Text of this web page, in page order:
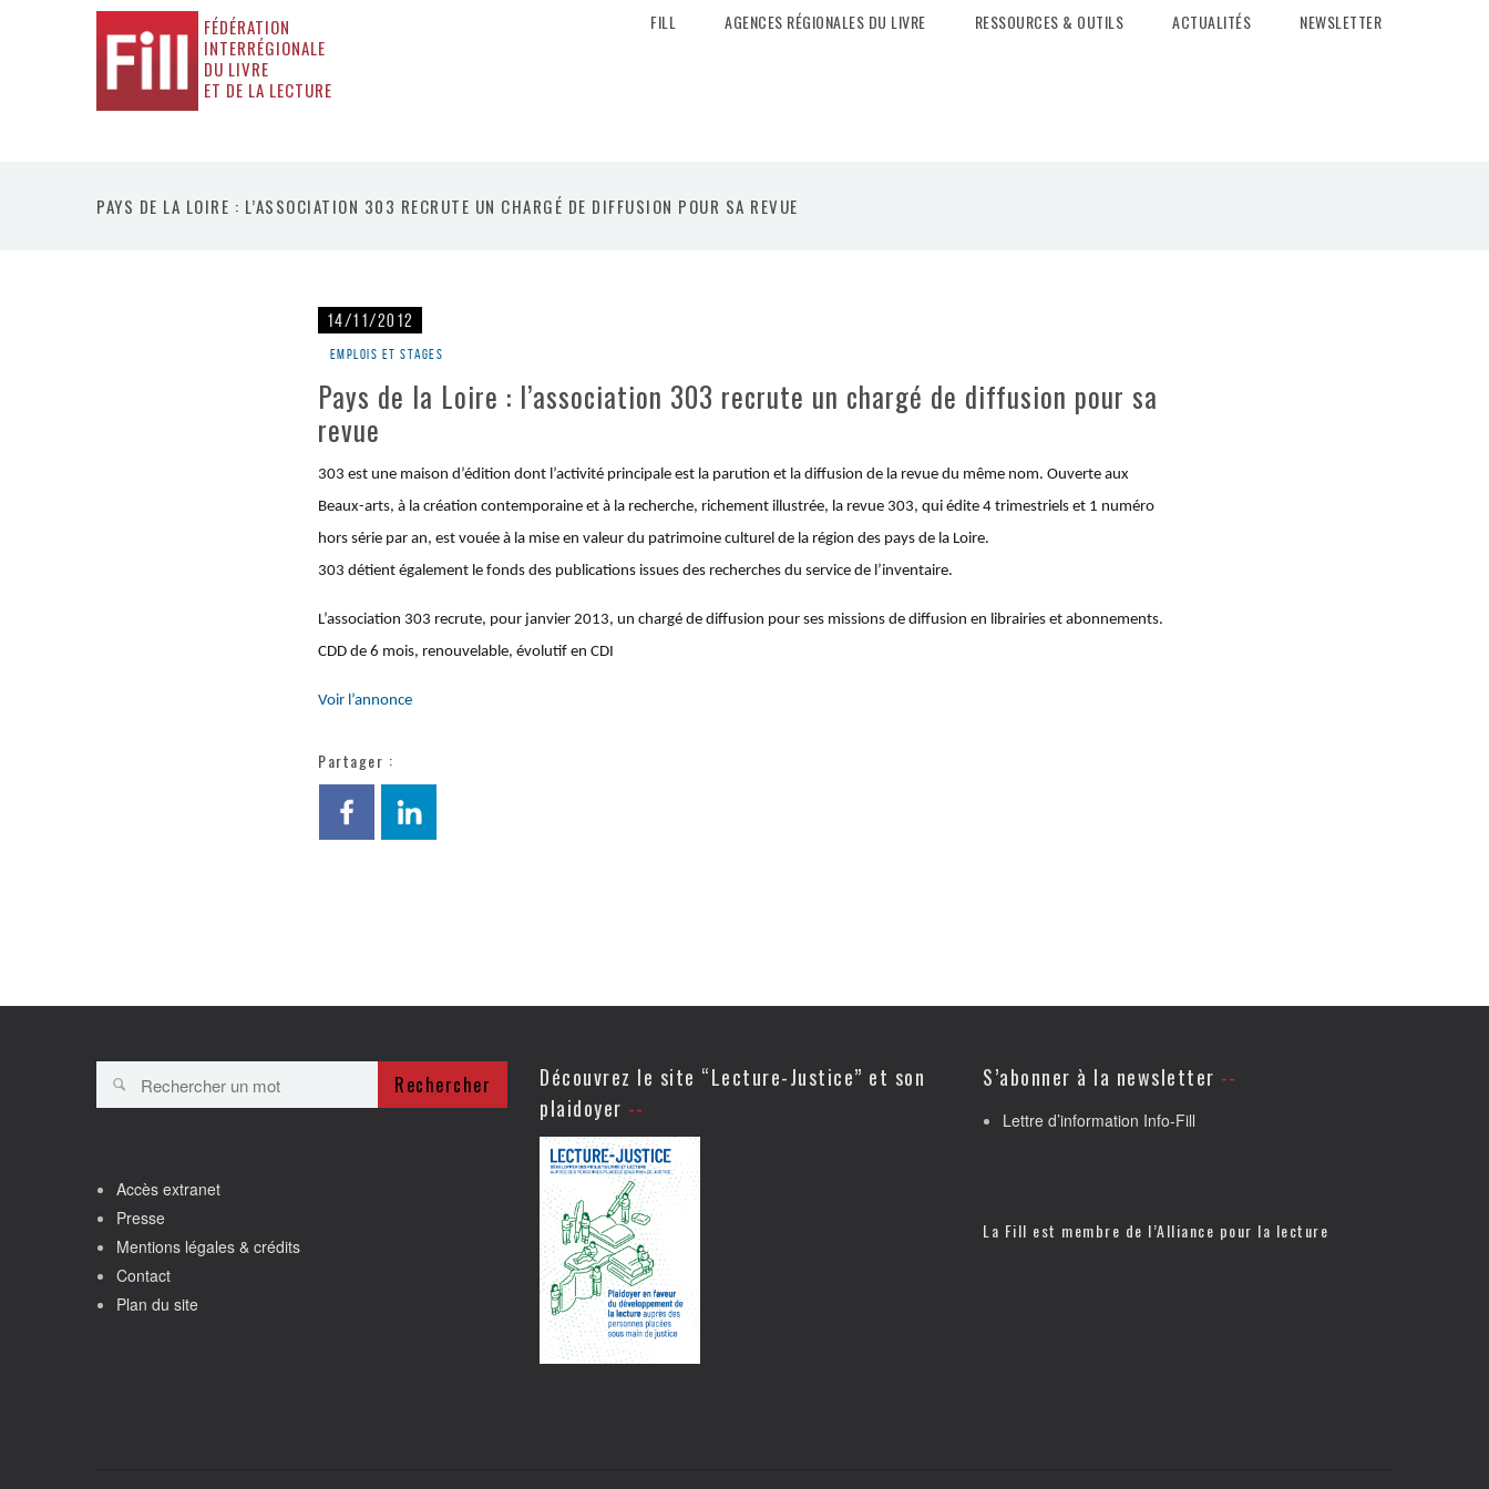
FÉDÉRATION
INTERRÉGIONALE
DU LIVRE
ET DE LA LECTURE
FILL AGENCES RÉGIONALES DU LIVRE RESSOURCES & OUTILS ACTUALITÉS NEWSLETTER
PAYS DE LA LOIRE : L’ASSOCIATION 303 RECRUTE UN CHARGÉ DE DIFFUSION POUR SA REVUE
14/11/2012
Emplois et stages
Pays de la Loire : l’association 303 recrute un chargé de diffusion pour sa
revue
303 est une maison d’édition dont l’activité principale est la parution et la diffusion de la revue du même nom. Ouverte aux
Beaux-arts, à la création contemporaine et à la recherche, richement illustrée, la revue 303, qui édite 4 trimestriels et 1 numéro
hors série par an, est vouée à la mise en valeur du patrimoine culturel de la région des pays de la Loire.
303 détient également le fonds des publications issues des recherches du service de l’inventaire.
L’association 303 recrute, pour janvier 2013, un chargé de diffusion pour ses missions de diffusion en librairies et abonnements.
CDD de 6 mois, renouvelable, évolutif en CDI
Voir l’annonce
Partager :
Rechercher
Accès extranet
Presse
Mentions légales & crédits
Contact
Plan du site
Découvrez le site “Lecture-Justice” et son
plaidoyer
S’abonner à la newsletter
Lettre d’information Info-Fill
La Fill est membre de l’Alliance pour la lecture